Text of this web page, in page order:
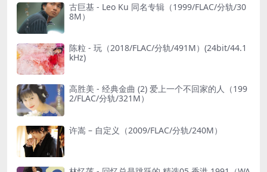
古巨基 - Leo Ku 同名专辑（1999/FLAC/分轨/30
8M）
陈粒 - 玩（2018/FLAC/分轨/491M）(24bit/44.1
kHz)
高胜美 - 经典金曲 (2) 爱上一个不回家的人（199
2/FLAC/分轨/321M）
许嵩 – 自定义（2009/FLAC/分轨/240M）